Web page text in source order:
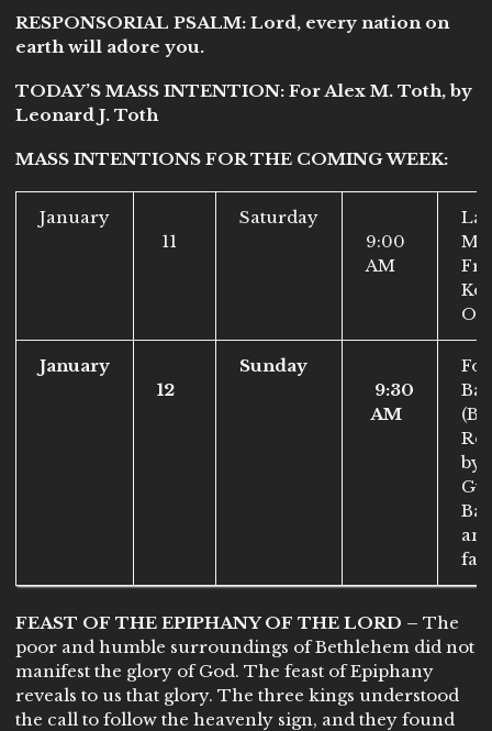
RESPONSORIAL PSALM: Lord, every nation on
earth will adore you.
TODAY’S MASS INTENTION: ForAlex M. Toth, by
Leonard J. Toth
MASS INTENTIONS FOR THE COMING WEEK:
January
11
Saturday
9:00
AM
Fr.
January
12
Sunday
9:30
AM
For
by
FEAST OF THE EPIPHANY OF THE LORD – The
poor and humble surroundings of Bethlehem did not
manifest the glory of God. The feast of Epiphany
reveals to us that glory. The three kings understood
the call to follow the heavenly sign, and they found